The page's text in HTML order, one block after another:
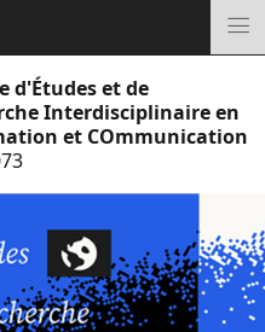
d'Études et de
Interdisciplinaire en
et COmmunication